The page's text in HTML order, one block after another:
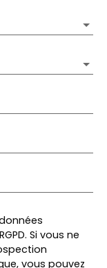
Si vous ne
vous pouvez